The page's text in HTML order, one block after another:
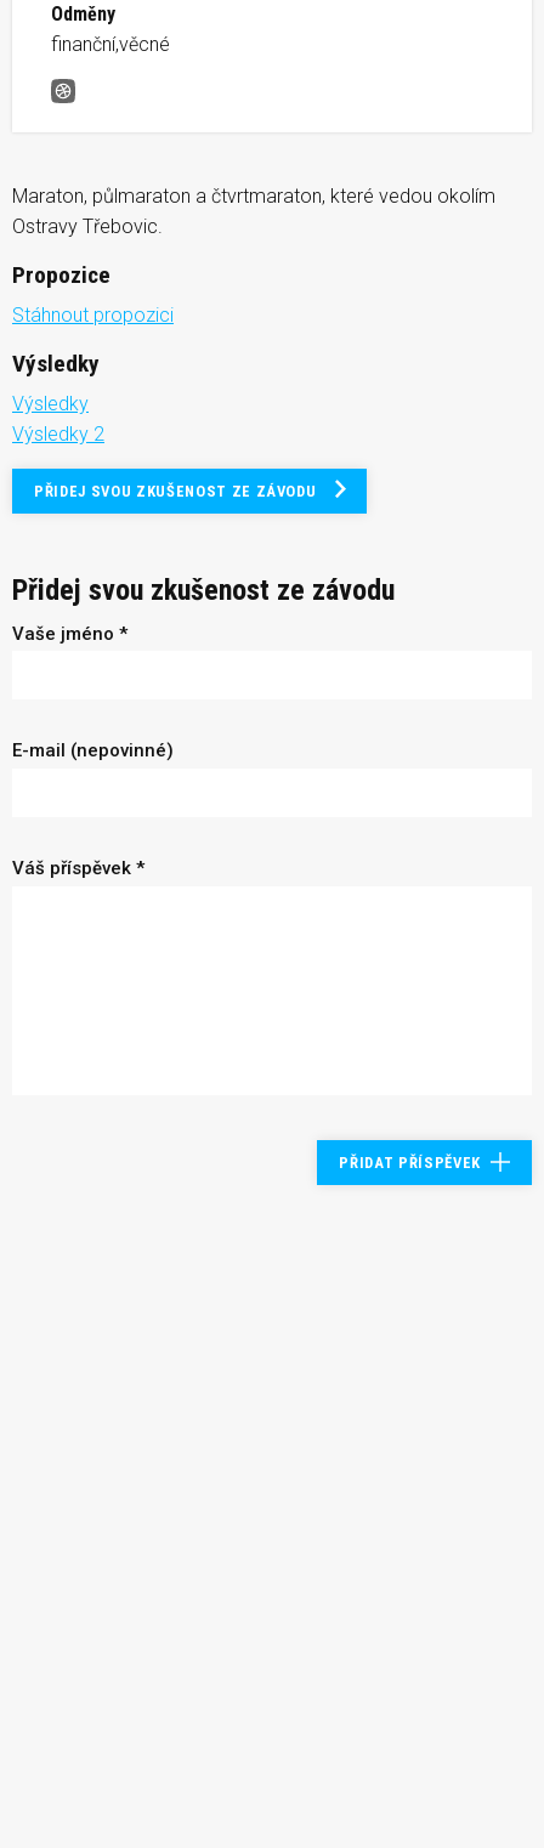
Odměny
finanční,věcné
Memoriál Františka Ohery
Maraton, půlmaraton a čtvrtmaraton, které vedou okolím
Ostravy Třebovic.
Propozice
Stáhnout propozici
Výsledky
Výsledky
Výsledky 2
PŘIDEJ SVOU ZKUŠENOST ZE ZÁVODU
Přidej svou zkušenost ze závodu
Vaše jméno *
E-mail (nepovinné)
Váš příspěvek *
PŘIDAT PŘÍSPĚVEK